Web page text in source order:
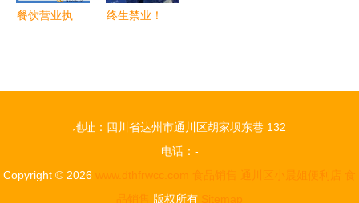
报告
餐饮营业执
终生禁业！
管
地址：四川省达州市通川区胡家坝东巷 132
电话：-
Copyright © 2026 www.dthfrwcc.com 食品销售 通川区小晨姐便利店 食
品销售
版权所有 Sitemap